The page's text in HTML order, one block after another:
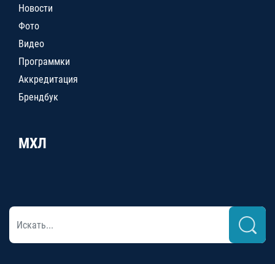
Новости
Фото
Видео
Программки
Аккредитация
Брендбук
МХЛ